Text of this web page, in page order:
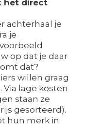
het direct
achterhaal je
je
op dat je daar
dat?
willen graag
lage kosten
staan ze
gesorteerd).
hun merk in